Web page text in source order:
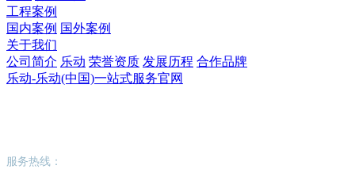
工程案例
国内案例 国外案例
关于我们
公司简介 乐动 荣誉资质 发展历程 合作品牌
乐动-乐动(中国)一站式服务官网
服务热线：